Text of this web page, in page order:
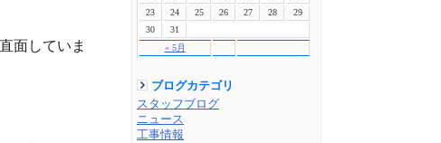
« 5月
23
24 25 26 27 28
29
30
31
ブログカテゴリ
スタッフブログ
ニュース
工事情報
面していま